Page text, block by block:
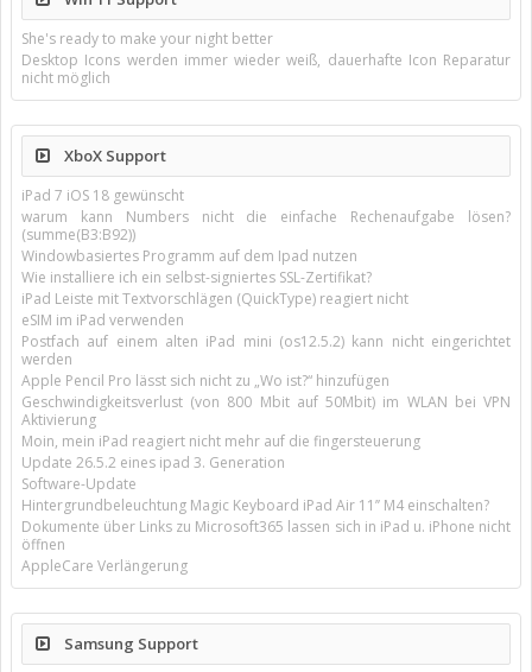
She's ready to make your night better
Desktop Icons werden immer wieder weiß, dauerhafte Icon Reparatur
nicht möglich
XboX Support
iPad 7 iOS 18 gewünscht
warum kann Numbers nicht die einfache Rechenaufgabe lösen?
(summe(B3:B92))
Windowbasiertes Programm auf dem Ipad nutzen
Wie installiere ich ein selbst-signiertes SSL-Zertifikat?
iPad Leiste mit Textvorschlägen (QuickType) reagiert nicht
eSIM im iPad verwenden
Postfach auf einem alten iPad mini (os12.5.2) kann nicht eingerichtet
werden
Apple Pencil Pro lässt sich nicht zu „Wo ist?“ hinzufügen
Geschwindigkeitsverlust (von 800 Mbit auf 50Mbit) im WLAN bei VPN
Aktivierung
Moin, mein iPad reagiert nicht mehr auf die fingersteuerung
Update 26.5.2 eines ipad 3. Generation
Software-Update
Hintergrundbeleuchtung Magic Keyboard iPad Air 11’’ M4 einschalten?
Dokumente über Links zu Microsoft365 lassen sich in iPad u. iPhone nicht
öffnen
AppleCare Verlängerung
Samsung Support